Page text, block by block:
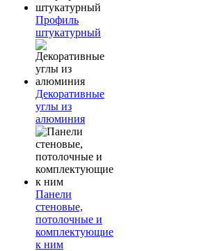
Профиль
штукатурный
Декоративные
углы из
алюминия
Панели
стеновые,
потолочные и
комплектующие
к ним